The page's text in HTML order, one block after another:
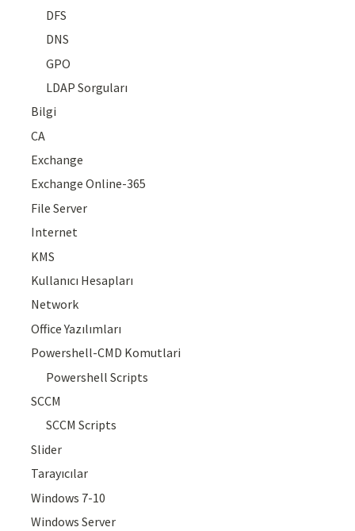
DFS
DNS
GPO
LDAP Sorguları
Bilgi
CA
Exchange
Exchange Online-365
File Server
Internet
KMS
Kullanıcı Hesapları
Network
Office Yazılımları
Powershell-CMD Komutlari
Powershell Scripts
SCCM
SCCM Scripts
Slider
Tarayıcılar
Windows 7-10
Windows Server